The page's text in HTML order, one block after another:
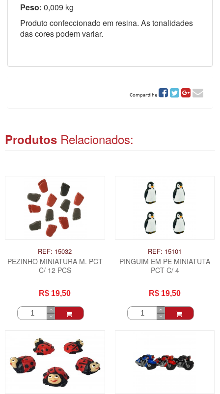
Peso: 0,009 kg
Produto confeccionado em resina. As tonalidades
das cores podem variar.
Compartilhe
Produtos Relacionados:
REF: 15032
PEZINHO MINIATURA M. PCT
C/ 12 PCS
R$ 19,50
REF: 15101
PINGUIM EM PE MINIATUTA
PCT C/ 4
R$ 19,50